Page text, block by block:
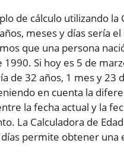
de cálculo utilizando la
meses y días sería
que una persona
1990. Si hoy es 5 de
de 32 años, 1 mes y 23
en cuenta la
la fecha actual y la
La Calculadora de
permite obtener una